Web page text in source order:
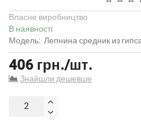
Власне виробництво
В наявності
Модель: Лепнина средник из
406 грн./шт.
Знайшли дешевше